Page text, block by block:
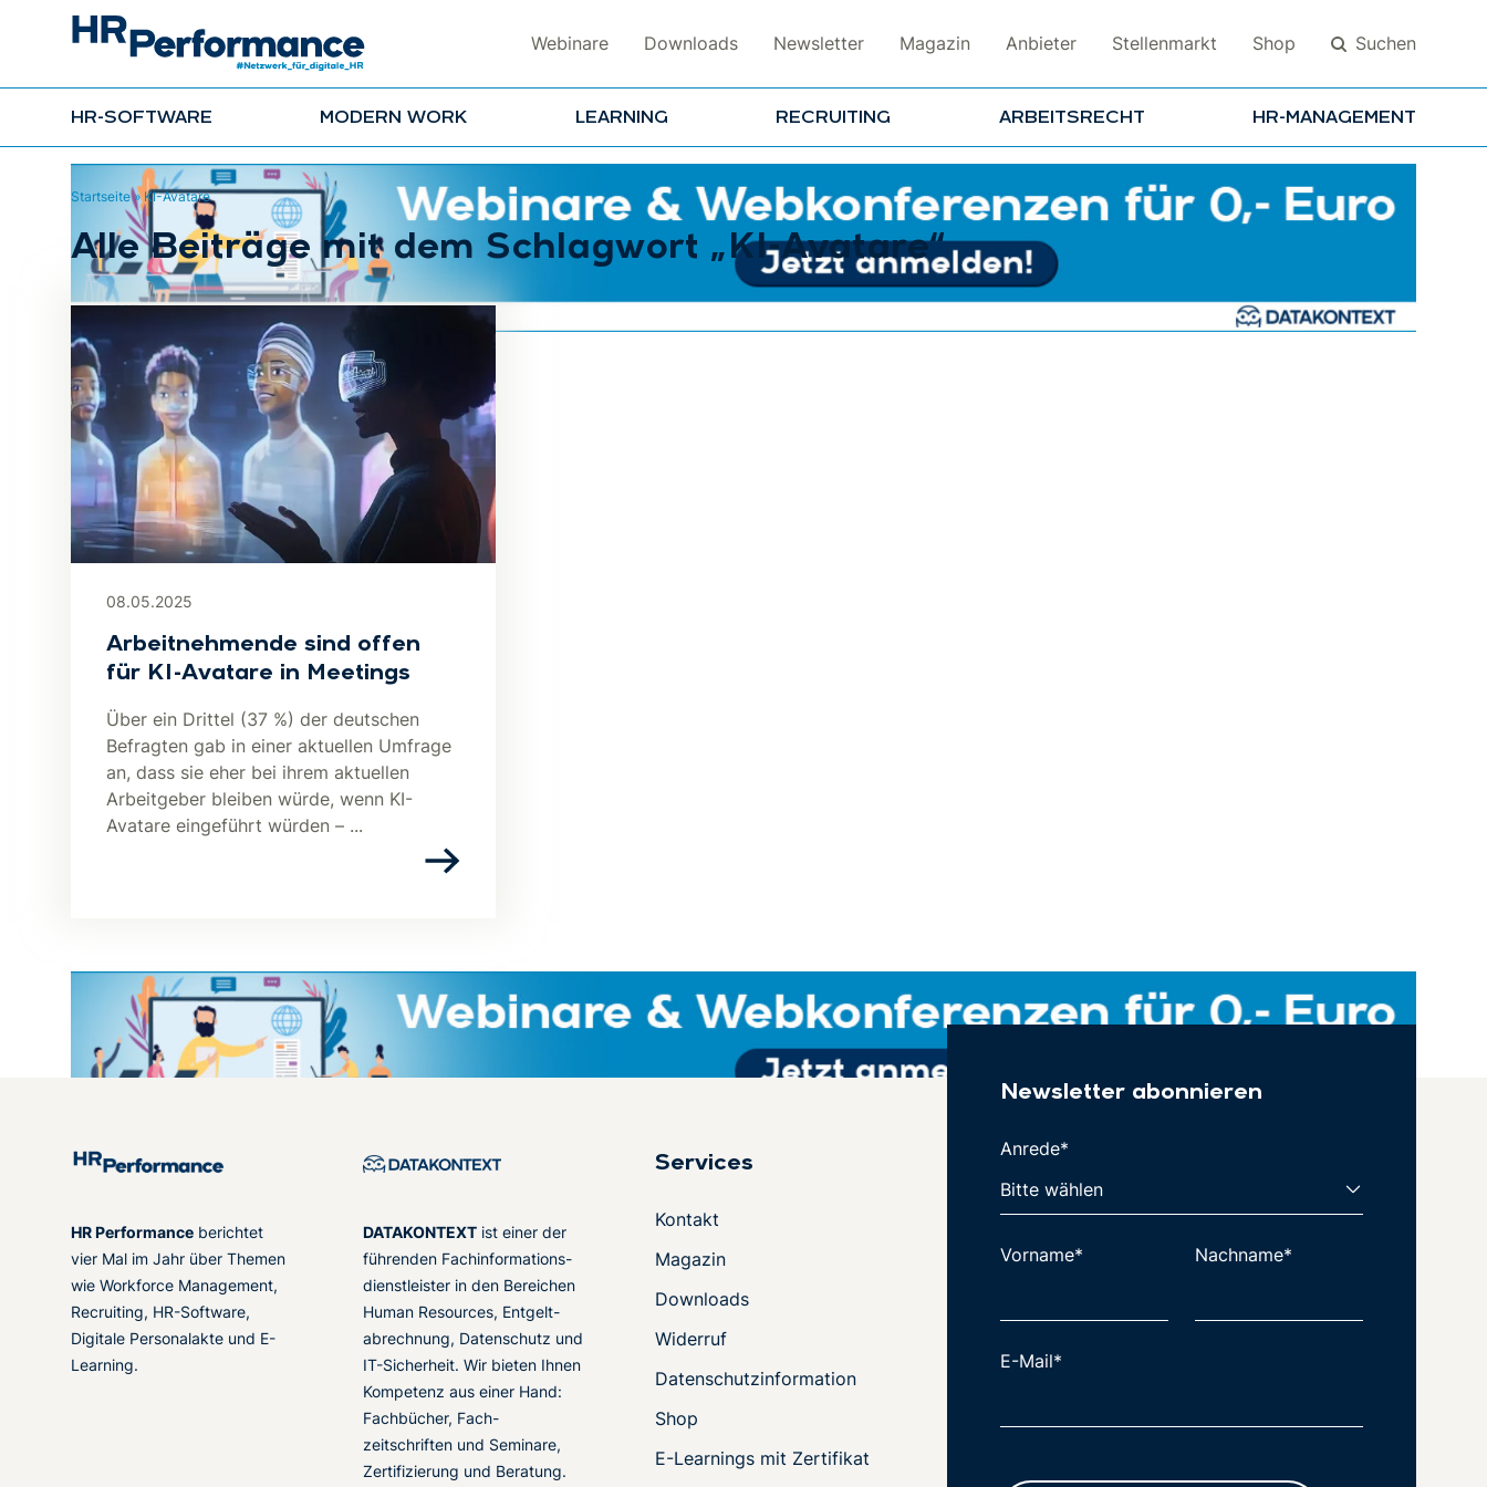
Webinare Downloads Newsletter Magazin Anbieter Stellenmarkt Shop Suchen
HR-SOFTWARE MODERN WORK LEARNING RECRUITING ARBEITSRECHT HR-MANAGEMENT
Suchen
Startseite»KI-Avatare
Alle Beiträge mit dem Schlagwort „KI-Avatare“
08.05.2025
Arbeitnehmende sind offen
für KI-Avatare in Meetings
Über ein Drittel (37 %) der deutschen
Befragten gab in einer aktuellen Umfrage
an, dass sie eher bei ihrem aktuellen
Arbeitgeber bleiben würde, wenn KI-
Avatare eingeführt würden – ...
HR Performance berichtet
vier Mal im Jahr über Themen
wie Workforce Management,
Recruiting, HR-Software,
Digitale Personalakte und E-
Learning.
DATAKONTEXT ist einer der
führenden Fachinformations-
dienstleister in den Bereichen
Human Resources, Entgelt-
abrechnung, Datenschutz und
IT-Sicherheit. Wir bieten Ihnen
Kompetenz aus einer Hand:
Fachbücher, Fach-
zeitschriften und Seminare,
Zertifizierung und Beratung.
Services
Kontakt
Magazin
Downloads
Widerruf
Datenschutzinformation
Shop
E-Learnings mit Zertifikat
Newsletter abonnieren
Anrede*
Vorname* Nachname*
E-Mail*